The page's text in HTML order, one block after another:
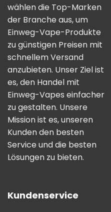
wählen die Top-Marken
der Branche aus, um
Einweg-Vape-Produkte
zu günstigen Preisen mit
schnellem Versand
anzubieten. Unser Ziel ist
es, den Handel mit
Einweg-Vapes einfacher
zu gestalten. Unsere
Mission ist es, unseren
Kunden den besten
Service und die besten
Lösungen zu bieten.
Kundenservice